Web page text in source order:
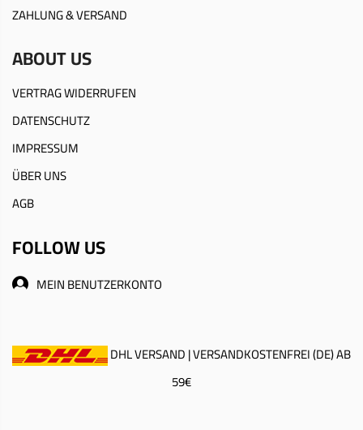
ZAHLUNG & VERSAND
ABOUT US
VERTRAG WIDERRUFEN
DATENSCHUTZ
IMPRESSUM
ÜBER UNS
AGB
FOLLOW US
MEIN BENUTZERKONTO
DHL VERSAND | VERSANDKOSTENFREI (DE) AB
59€